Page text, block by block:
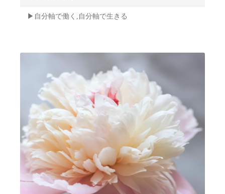
▶︎自分軸で働く,自分軸で生きる